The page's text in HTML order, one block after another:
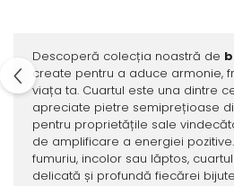
Descoperă colecția noastră de
create pentru a aduce armonie,
viața ta. Cuartul este una dintre
apreciate pietre semiprețioase
pentru proprietățile sale
de amplificare a energiei
fumuriu, incolor sau lăptos,
delicată și profundă fiecărei